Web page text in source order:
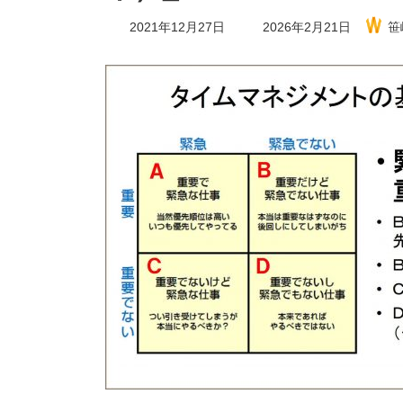
2021年12月27日
最
終
新
日
時
2026年2月21日 笹